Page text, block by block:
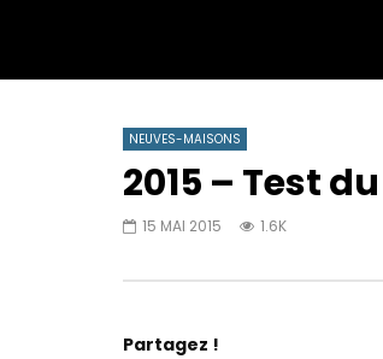
NEUVES-MAISONS
2015 – Test
15 MAI 2015 1.6K
Partagez !